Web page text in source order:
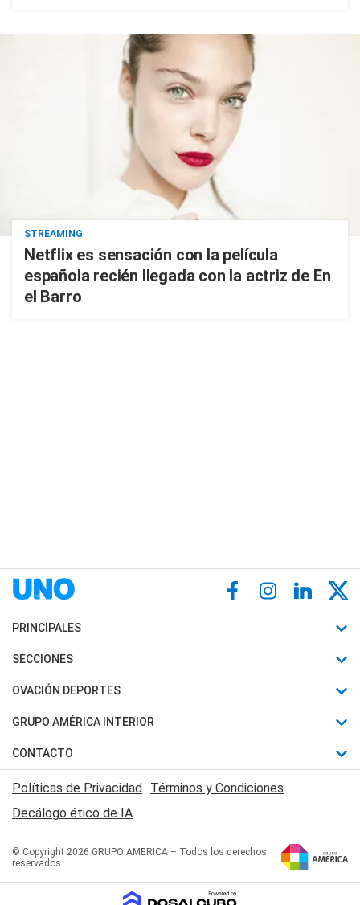
STREAMING
Netflix es sensación con la película
española recién llegada con la actriz de En
el Barro
PRINCIPALES
Últimas Noticias
Política
Judiciales
Economia
SECCIONES
Horóscopo
Motores
Trucos caseros
Series y Películas
Edictos y Solicitadas
OVACIÓN DEPORTES
Fútbol
Mundial
Automovilismo
Rugby
Básquet
GRUPO AMÉRICA INTERIOR
Canal 7 en Vivo
San Juan 8
CONTACTO
Acerca de Nosotros
Contactanos
Políticas de Privacidad
Términos y Condiciones
Decálogo ético de IA
© Copyright 2026 GRUPO AMERICA – Todos los derechos
reservados